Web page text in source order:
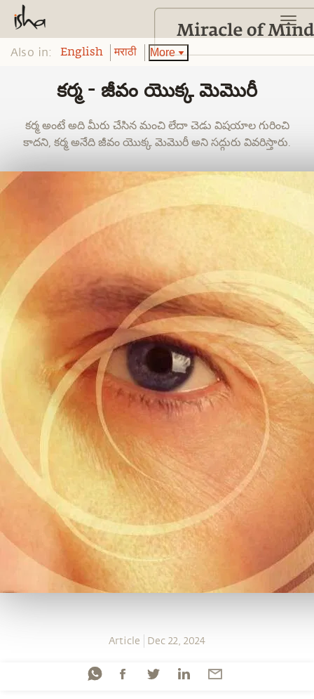
Also in: English मराठी More
కర్మ - జీవం యొక్క మెమొరీ
కర్మ అంటే అది మీరు చేసిన మంచి లేదా చెడు విషయాల గురించి
కాదని, కర్మ అనేది జీవం యొక్క మెమొరీ అని సద్గురు వివరిస్తారు.
Article Dec 22, 2024